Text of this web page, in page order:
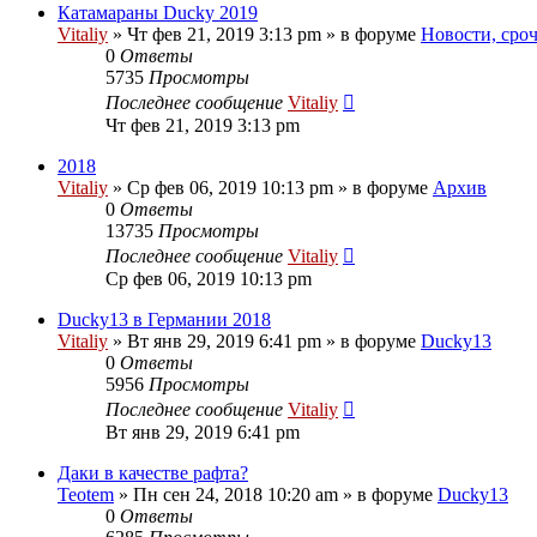
Катамараны Ducky 2019
Vitaliy » Чт фев 21, 2019 3:13 pm » в форуме Новости,
0 Ответы
5735 Просмотры
Последнее сообщение Vitaliy
Чт фев 21, 2019 3:13 pm
2018
Vitaliy » Ср фев 06, 2019 10:13 pm » в форуме Архив
0 Ответы
13735 Просмотры
Последнее сообщение Vitaliy
Ср фев 06, 2019 10:13 pm
Ducky13 в Германии 2018
Vitaliy » Вт янв 29, 2019 6:41 pm » в форуме Ducky13
0 Ответы
5956 Просмотры
Последнее сообщение Vitaliy
Вт янв 29, 2019 6:41 pm
Даки в качестве рафта?
Teotem » Пн сен 24, 2018 10:20 am » в форуме Ducky13
0 Ответы